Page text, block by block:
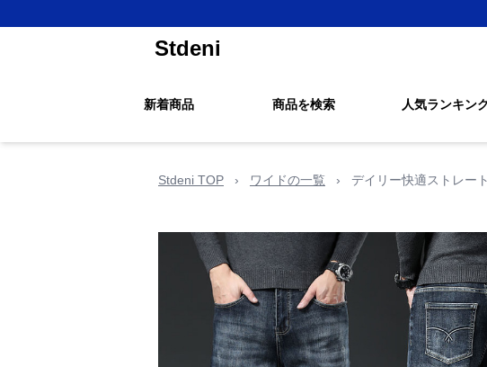
Stdeni
新着商品 商品を検索 人気ランキン
Stdeni TOP › ワイドの一覧 › デイリー快適ストレー